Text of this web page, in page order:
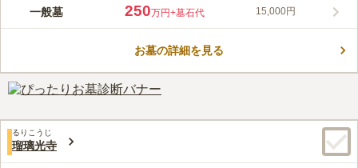
千代田線「乃木坂駅」から徒歩約9分と、歩いてお参りできるア
が開山となり、宝永6年(1709)創建したといわれ長谷寺の末寺で
たり良好な園内は、平坦墓地となっており、安心してご利用頂け
ます。
口コミ評価
60代男性
自宅近くで花を買い、慈眼院で線香などを用意してもらってい
る。法事の時は渋谷や、恵比寿で飲食店を予約している。
口コミの続きを読む
一般墓 250万円+墓石代 15,000円
お墓の詳細を見る
るりこうじ
瑠璃光寺